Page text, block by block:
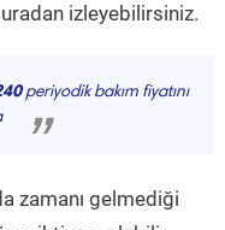
izleyebilirsiniz.
periyodik bakım fiyatını
”
zamanı gelmediği